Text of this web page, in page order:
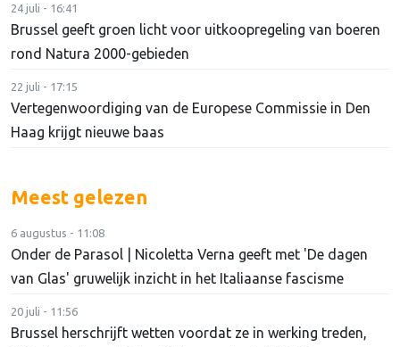
24 juli - 16:41
Brussel geeft groen licht voor uitkoopregeling van boeren
rond Natura 2000-gebieden
22 juli - 17:15
Vertegenwoordiging van de Europese Commissie in Den
Haag krijgt nieuwe baas
Meest gelezen
6 augustus - 11:08
Onder de Parasol | Nicoletta Verna geeft met 'De dagen
van Glas' gruwelijk inzicht in het Italiaanse fascisme
20 juli - 11:56
Brussel herschrijft wetten voordat ze in werking treden,